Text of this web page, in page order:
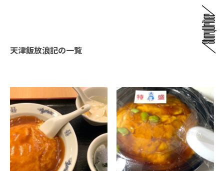
天津飯放浪記の一覧